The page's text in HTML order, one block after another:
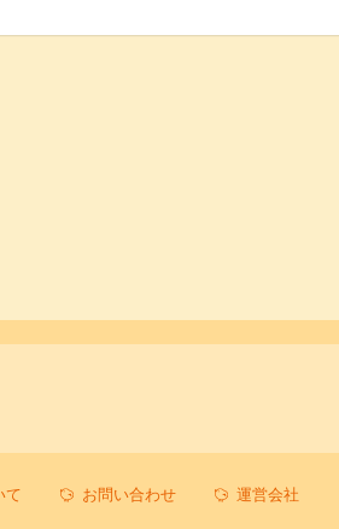
て お問い合わせ 運営会社